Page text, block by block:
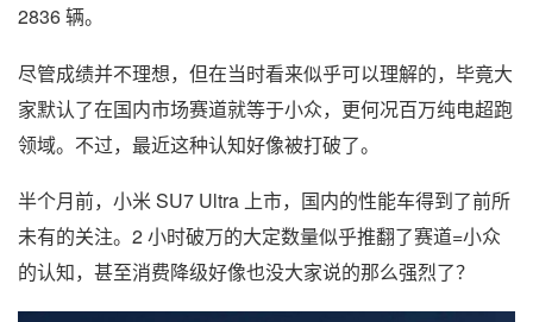
2836 辆。
尽管成绩并不理想，但在当时看来似乎可以理解的，毕竟大
家默认了在国内市场赛道就等于小众，更何况百万纯电超跑
领域。不过，最近这种认知好像被打破了。
半个月前，小米 SU7 Ultra 上市，国内的性能车得到了前所
未有的关注。2 小时破万的大定数量似乎推翻了赛道=小众
的认知，甚至消费降级好像也没大家说的那么强烈了？